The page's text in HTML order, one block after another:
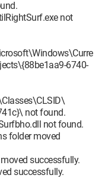
"295");
true);
"3.12.2.3");
true);
not
6740-
not found.
not found.
folder moved
successfully.
successfully.